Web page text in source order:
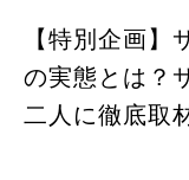
【特別企画】
の実態とは？
二人に徹底取